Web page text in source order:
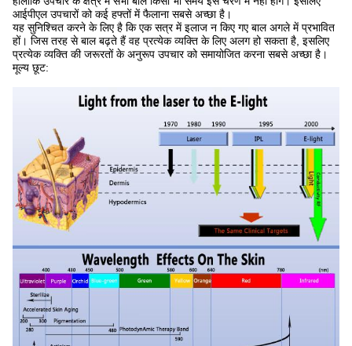
आईपीएल उपचारों को कई हफ्तों में फैलाना सबसे अच्छा है।
यह सुनिश्चित करने के लिए है कि एक सत्र में इलाज न किए गए बाल अगले में प्रभावित
हों। जिस तरह से बाल बढ़ते हैं वह प्रत्येक व्यक्ति के लिए अलग हो सकता है, इसलिए
प्रत्येक व्यक्ति की जरूरतों के अनुरूप उपचार को समायोजित करना सबसे अच्छा है।
मूल्य छूट: